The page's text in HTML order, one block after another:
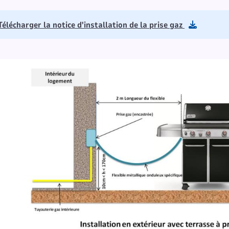
la notice d'installation de la prise gaz